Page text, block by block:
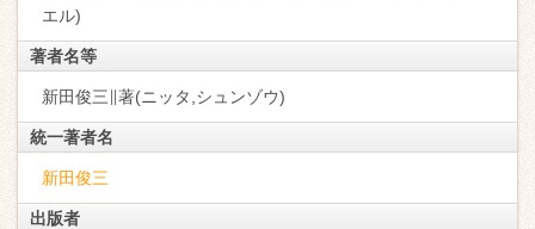
エル)
著者名等
新田俊三∥著(ニッタ,シュンゾウ)
統一著者名
新田俊三
出版者